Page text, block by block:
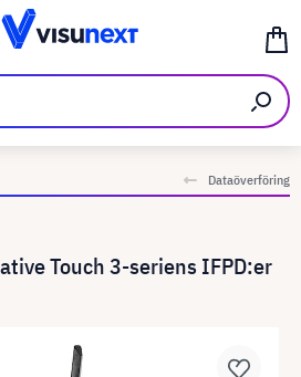
Dataöverföring
Touch 3-seriens IFPD:er